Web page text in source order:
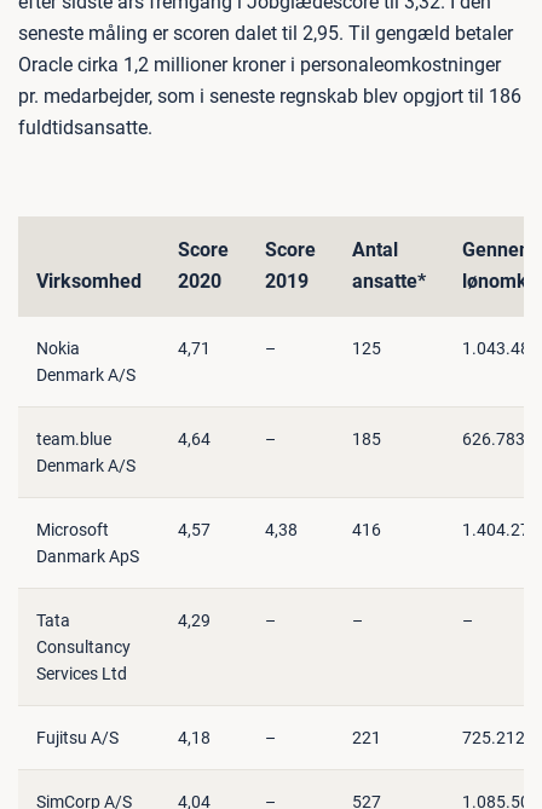
seneste måling er scoren dalet til 2,95. Til gengæld betaler
Oracle cirka 1,2 millioner kroner i personaleomkostninger
pr. medarbejder, som i seneste regnskab blev opgjort til 186
fuldtidsansatte.
Virksomhed
Score
2020
Score
2019
Antal
ansatte*
Nokia
Denmark A/S
4,71 – 125 1.043.488
team.blue
Denmark A/S
4,64 – 185 626.783
Microsoft
Danmark ApS
4,57 4,38 416 1.404.278
Tata
Consultancy
Services Ltd
4,29 – – –
Fujitsu A/S 4,18 – 221 725.212
SimCorp A/S 4,04 – 527 1.085.500